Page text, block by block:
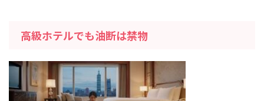
高級ホテルでも油断は禁物